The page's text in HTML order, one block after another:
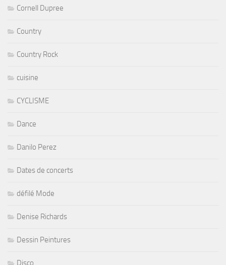
Cornell Dupree
Country
Country Rock
cuisine
CYCLISME
Dance
Danilo Perez
Dates de concerts
défilé Mode
Denise Richards
Dessin Peintures
Disco